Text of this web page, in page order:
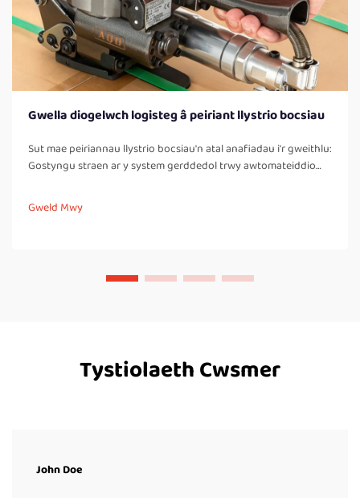
Gwella diogelwch logisteg â peiriant llystrio bocsiau
Sut mae peiriannau llystrio bocsiau'n atal anafiadau i'r gweithlu:
Gostyngu straen ar y system gerddedol trwy awtomateiddio
llaw yn gyson trwy'r dydd, maen nhw'n rhaid iddynt gwarrau
lawr yn aml, troi eu corffau, ac yn...
Gweld Mwy
Tystiolaeth Cwsmer
John Doe